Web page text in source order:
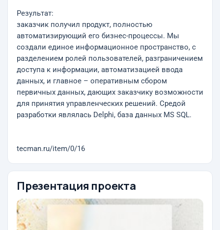
Результат:
заказчик получил продукт, полностью
автоматизирующий его бизнес-процессы. Мы
создали единое информационное пространство, с
разделением ролей пользователей, разграничением
доступа к информации, автоматизацией ввода
данных, и главное – оперативным сбором
первичных данных, дающих заказчику возможности
для принятия управленческих решений. Средой
разработки являлась Delphi, база данных MS SQL.
tecman.ru/item/0/16
Презентация проекта